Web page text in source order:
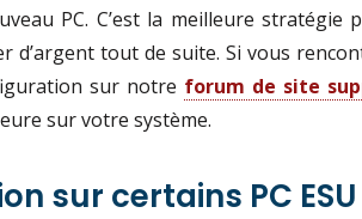
PC. C’est la meilleure
tout de suite. Si vous
sur notre forum de site
sur votre système.
sur certains PC